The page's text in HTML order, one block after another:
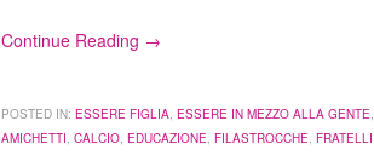
Continue Reading →
POSTED IN: ESSERE FIGLIA, ESSERE IN MEZZO ALLA GENTE,
AMICHETTI, CALCIO, EDUCAZIONE, FILASTROCCHE, FRATELLI